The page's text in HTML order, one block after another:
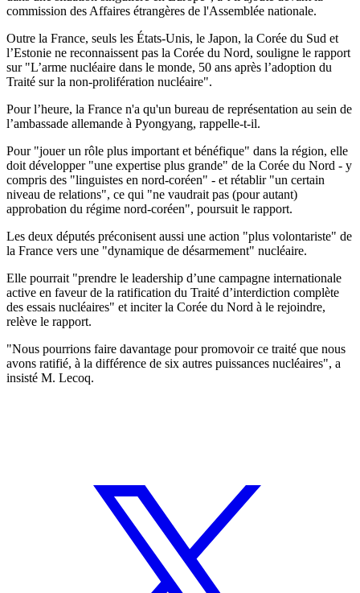
commission des Affaires étrangères de l'Assemblée nationale.
Outre la France, seuls les États-Unis, le Japon, la Corée du Sud et
l’Estonie ne reconnaissent pas la Corée du Nord, souligne le rapport
sur "L’arme nucléaire dans le monde, 50 ans après l’adoption du
Traité sur la non-prolifération nucléaire".
Pour l’heure, la France n'a qu'un bureau de représentation au sein de
l’ambassade allemande à Pyongyang, rappelle-t-il.
Pour "jouer un rôle plus important et bénéfique" dans la région, elle
doit développer "une expertise plus grande" de la Corée du Nord - y
compris des "linguistes en nord-coréen" - et rétablir "un certain
niveau de relations", ce qui "ne vaudrait pas (pour autant)
approbation du régime nord-coréen", poursuit le rapport.
Les deux députés préconisent aussi une action "plus volontariste" de
la France vers une "dynamique de désarmement" nucléaire.
Elle pourrait "prendre le leadership d’une campagne internationale
active en faveur de la ratification du Traité d’interdiction complète
des essais nucléaires" et inciter la Corée du Nord à le rejoindre,
relève le rapport.
"Nous pourrions faire davantage pour promovoir ce traité que nous
avons ratifié, à la différence de six autres puissances nucléaires", a
insisté M. Lecoq.